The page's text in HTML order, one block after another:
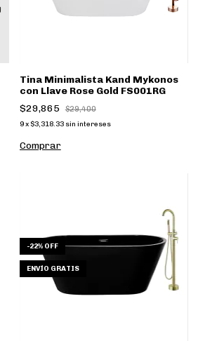
Tina Minimalista Kand Mykonos
con Llave Rose Gold FS001RG
$29,865
$29,400
9x $3,318.33 sin intereses
Comprar
-22% OFF
ENVÍO GRATIS